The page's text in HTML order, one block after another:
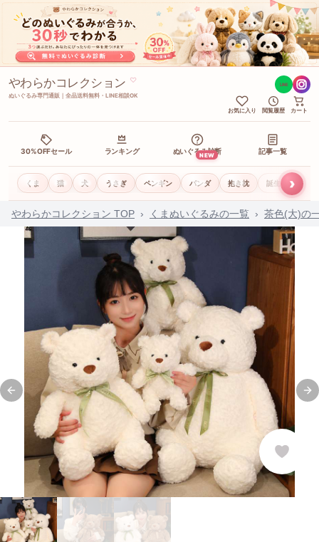
やわらかコレクション ♡
ぬいぐるみ専門通販｜全品送料無料・LINE相談OK
LINE
お気に入り 閲覧履歴 カート
30%OFFセール ランキング ぬいぐるみ診断
NEW 記事一覧
くま 猫 犬 うさぎ ペンギン パンダ 抱き枕 誕生日ギフト
›
やわらかコレクション TOP › くまぬいぐるみの一覧 › 茶色(大)の
Previous slide